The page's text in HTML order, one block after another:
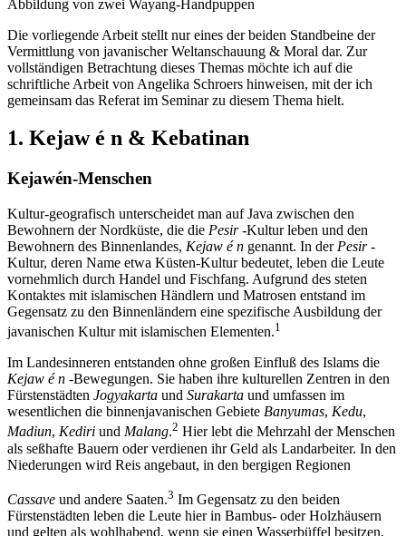
Abbildung von zwei Wayang-Handpuppen
Die vorliegende Arbeit stellt nur eines der beiden Standbeine der
Vermittlung von javanischer Weltanschauung & Moral dar. Zur
vollständigen Betrachtung dieses Themas möchte ich auf die
schriftliche Arbeit von Angelika Schroers hinweisen, mit der ich
gemeinsam das Referat im Seminar zu diesem Thema hielt.
1. Kejaw é n & Kebatinan
Kejawén-Menschen
Kultur-geografisch unterscheidet man auf Java zwischen den
Bewohnern der Nordküste, die die Pesir-Kultur leben und den
Bewohnern des Binnenlandes, Kejaw é n genannt. In der Pesir-
Kultur, deren Name etwa Küsten-Kultur bedeutet, leben die Leute
vornehmlich durch Handel und Fischfang. Aufgrund des steten
Kontaktes mit islamischen Händlern und Matrosen entstand im
Gegensatz zu den Binnenländern eine spezifische Ausbildung der
javanischen Kultur mit islamischen Elementen.1
Im Landesinneren entstanden ohne großen Einfluß des Islams die
Kejaw é n -Bewegungen. Sie haben ihre kulturellen Zentren in den
Fürstenstädten Jogyakarta und Surakarta und umfassen im
wesentlichen die binnenjavanischen Gebiete Banyumas, Kedu,
Madiun, Kediri und Malang.2 Hier lebt die Mehrzahl der Menschen
als seßhafte Bauern oder verdienen ihr Geld als Landarbeiter. In den
Niederungen wird Reis angebaut, in den bergigen Regionen
Cassave und andere Saaten.3 Im Gegensatz zu den beiden
Fürstenstädten leben die Leute hier in Bambus- oder Holzhäusern
und gelten als wohlhabend, wenn sie einen Wasserbüffel besitzen,